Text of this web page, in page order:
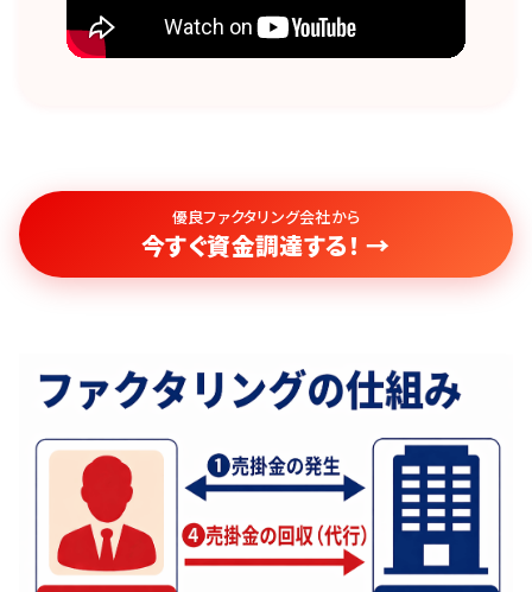
優良ファクタリング会社から
今すぐ資金調達する！ →